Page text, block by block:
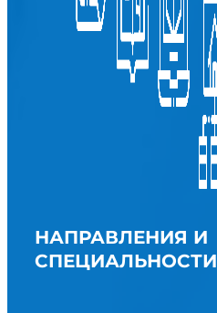
НАПРАВЛЕНИЯ И
СПЕЦИАЛЬНОСТИ